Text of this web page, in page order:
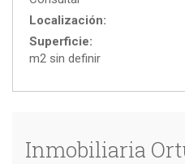
Localización:
Superficie:
m2 sin definir
Inmobiliaria